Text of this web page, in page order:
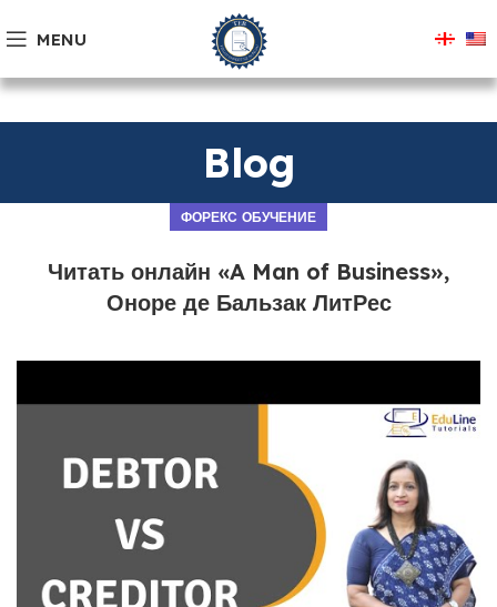
MENU
Blog
ФОРЕКС ОБУЧЕНИЕ
Читать онлайн «A Man of Business»,
Оноре де Бальзак ЛитРес